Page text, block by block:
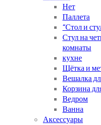
Нет
Паллета
“Стол и
Стул на
комнаты
кухне
Щётка и
Вешалка
Корзина
Ведром
Ванна
Аксессуары